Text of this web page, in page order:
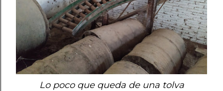
Lo poco que queda de una tolva